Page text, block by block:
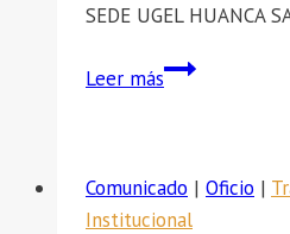
SEDE UGEL HUANCA
Leer másCONVOCATORIA
2025.
Comunicado | Oficio |
Institucional